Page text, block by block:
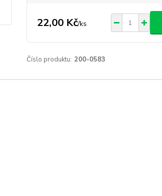
22,00 Kč/ks
Číslo produktu: 200-0583